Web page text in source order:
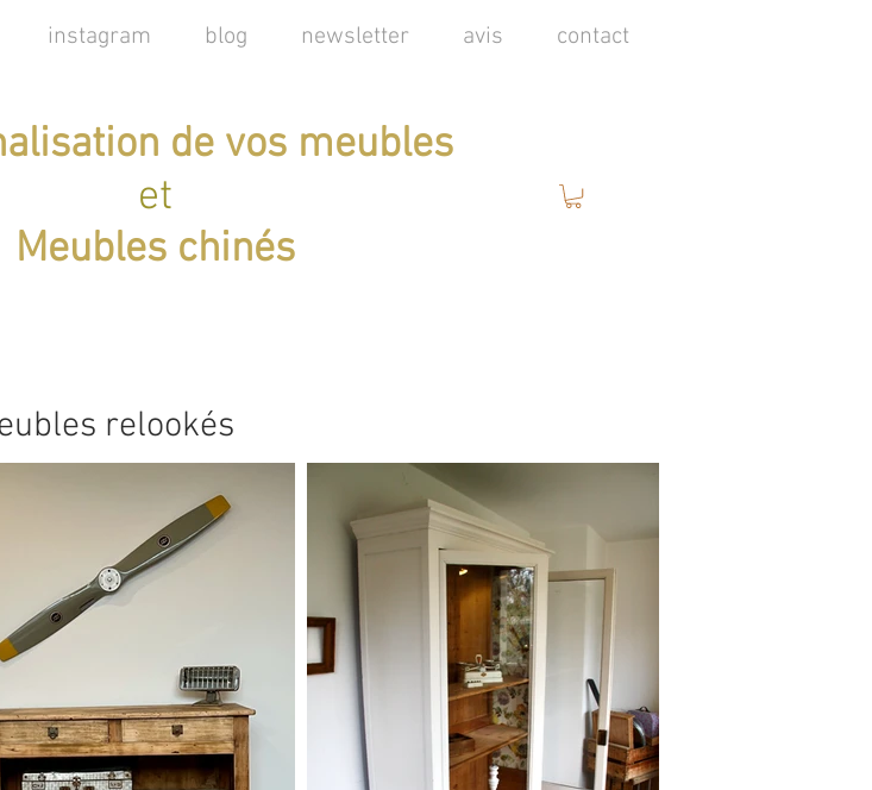
instagram blog newsletter avis contact
de vos meubles
et
Meubles chinés
relookés